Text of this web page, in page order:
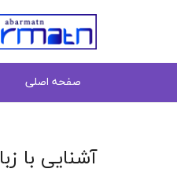
صفحه اصلی
آشنایی با